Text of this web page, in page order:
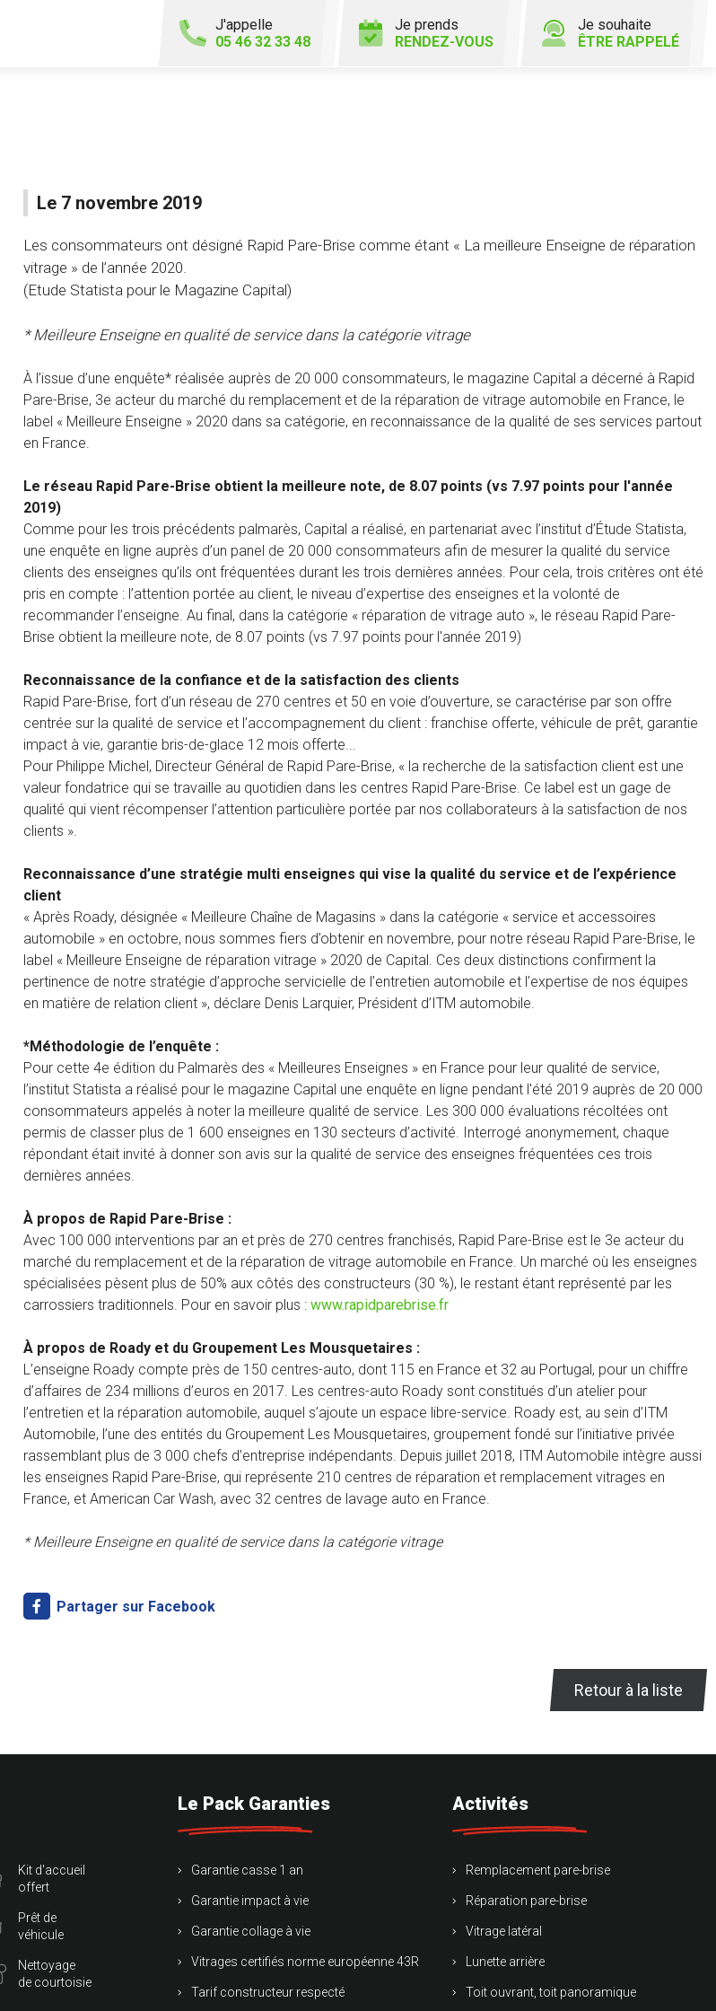
J'appelle
05 46 32 33 48
Je prends
RENDEZ-VOUS
Je souhaite
ÊTRE RAPPELÉ
Le 7 novembre 2019
Les consommateurs ont désigné Rapid Pare-Brise comme étant « La meilleure Enseigne de réparation
vitrage » de l’année 2020.
(Etude Statista pour le Magazine Capital)
* Meilleure Enseigne en qualité de service dans la catégorie vitrage
À l’issue d’une enquête* réalisée auprès de 20 000 consommateurs, le magazine Capital a décerné à Rapid
Pare-Brise, 3e acteur du marché du remplacement et de la réparation de vitrage automobile en France, le
label « Meilleure Enseigne » 2020 dans sa catégorie, en reconnaissance de la qualité de ses services partout
en France.
Le réseau Rapid Pare-Brise obtient la meilleure note, de 8.07 points (vs 7.97 points pour l'année
2019)
Comme pour les trois précédents palmarès, Capital a réalisé, en partenariat avec l’institut d’Étude Statista,
une enquête en ligne auprès d’un panel de 20 000 consommateurs afin de mesurer la qualité du service
clients des enseignes qu’ils ont fréquentées durant les trois dernières années. Pour cela, trois critères ont été
pris en compte : l’attention portée au client, le niveau d’expertise des enseignes et la volonté de
recommander l’enseigne. Au final, dans la catégorie « réparation de vitrage auto », le réseau Rapid Pare-
Brise obtient la meilleure note, de 8.07 points (vs 7.97 points pour l'année 2019)
Reconnaissance de la confiance et de la satisfaction des clients
Rapid Pare-Brise, fort d’un réseau de 270 centres et 50 en voie d’ouverture, se caractérise par son offre
centrée sur la qualité de service et l’accompagnement du client : franchise offerte, véhicule de prêt, garantie
impact à vie, garantie bris-de-glace 12 mois offerte...
Pour Philippe Michel, Directeur Général de Rapid Pare-Brise, « la recherche de la satisfaction client est une
valeur fondatrice qui se travaille au quotidien dans les centres Rapid Pare-Brise. Ce label est un gage de
qualité qui vient récompenser l’attention particulière portée par nos collaborateurs à la satisfaction de nos
clients ».
Reconnaissance d’une stratégie multi enseignes qui vise la qualité du service et de l’expérience
client
« Après Roady, désignée « Meilleure Chaîne de Magasins » dans la catégorie « service et accessoires
automobile » en octobre, nous sommes fiers d’obtenir en novembre, pour notre réseau Rapid Pare-Brise, le
label « Meilleure Enseigne de réparation vitrage » 2020 de Capital. Ces deux distinctions confirment la
pertinence de notre stratégie d’approche servicielle de l’entretien automobile et l’expertise de nos équipes
en matière de relation client », déclare Denis Larquier, Président d’ITM automobile.
*Méthodologie de l’enquête :
Pour cette 4e édition du Palmarès des « Meilleures Enseignes » en France pour leur qualité de service,
l’institut Statista a réalisé pour le magazine Capital une enquête en ligne pendant l'été 2019 auprès de 20 000
consommateurs appelés à noter la meilleure qualité de service. Les 300 000 évaluations récoltées ont
permis de classer plus de 1 600 enseignes en 130 secteurs d’activité. Interrogé anonymement, chaque
répondant était invité à donner son avis sur la qualité de service des enseignes fréquentées ces trois
dernières années.
À propos de Rapid Pare-Brise :
Avec 100 000 interventions par an et près de 270 centres franchisés, Rapid Pare-Brise est le 3e acteur du
marché du remplacement et de la réparation de vitrage automobile en France. Un marché où les enseignes
spécialisées pèsent plus de 50% aux côtés des constructeurs (30 %), le restant étant représenté par les
carrossiers traditionnels. Pour en savoir plus : www.rapidparebrise.fr
À propos de Roady et du Groupement Les Mousquetaires :
L’enseigne Roady compte près de 150 centres-auto, dont 115 en France et 32 au Portugal, pour un chiffre
d’affaires de 234 millions d’euros en 2017. Les centres-auto Roady sont constitués d’un atelier pour
l’entretien et la réparation automobile, auquel s’ajoute un espace libre-service. Roady est, au sein d’ITM
Automobile, l’une des entités du Groupement Les Mousquetaires, groupement fondé sur l’initiative privée
rassemblant plus de 3 000 chefs d’entreprise indépendants. Depuis juillet 2018, ITM Automobile intègre aussi
les enseignes Rapid Pare-Brise, qui représente 210 centres de réparation et remplacement vitrages en
France, et American Car Wash, avec 32 centres de lavage auto en France.
* Meilleure Enseigne en qualité de service dans la catégorie vitrage
Partager sur Facebook
Retour à la liste
Kit d'accueil
offert
Prêt de
véhicule
Nettoyage
de courtoisie
Le Pack Garanties
Garantie casse 1 an
Garantie impact à vie
Garantie collage à vie
Vitrages certifiés norme européenne 43R
Tarif constructeur respecté
Activités
Remplacement pare-brise
Réparation pare-brise
Vitrage latéral
Lunette arrière
Toit ouvrant, toit panoramique